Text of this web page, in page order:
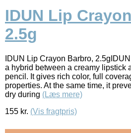
IDUN Lip
2.5g
IDUN Lip Crayon Barbro,
a hybrid between a creamy lipstick
pencil. It gives rich color, full
properties. At the same time, it
dry during (Læs mere)
155 kr. (Vis fragtpris)